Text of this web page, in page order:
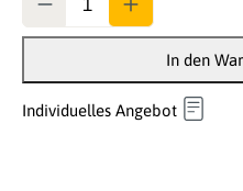
In den
Individuelles Angebot